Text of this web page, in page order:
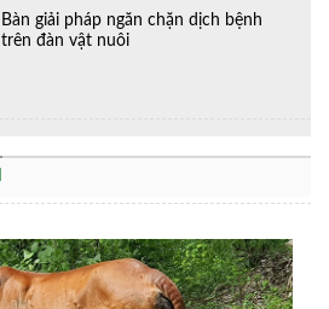
Bàn giải pháp ngăn chặn dịch bệnh
trên đàn vật nuôi